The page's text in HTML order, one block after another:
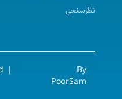
پیچی و تحویل دارو
نظرسنجی
By
PoorSam
|